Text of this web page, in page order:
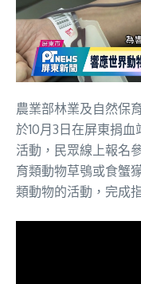
農業部林業及自然保
於10月3日在屏東捐
活動，民眾線上報名
育類動物草鴞或食蟹
類動物的活動，完成